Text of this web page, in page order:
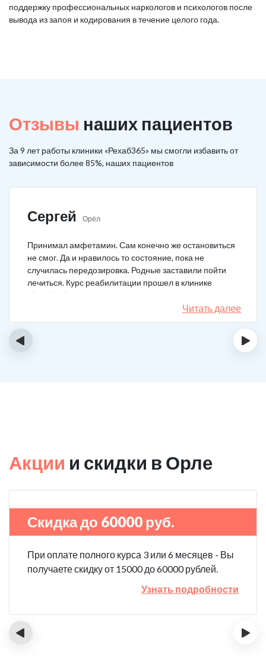
поддержку профессиональных наркологов и психологов после
вывода из запоя и кодирования в течение целого года.
Отзывы наших пациентов
За 9 лет работы клиники «Рехаб365» мы смогли избавить от
зависимости более 85%, наших пациентов
Сергей Орёл
Принимал амфетамин. Сам конечно же остановиться
не смог. Да и нравилось то состояние, пока не
случилась передозировка. Родные заставили пойти
лечиться. Курс реабилитации прошел в клинике
«Рехаб365». Много месяцев уже не принимаю.
Читать далее
‹ ›
Акции и скидки в Орле
Скидка до 60000 руб.
При оплате полного курса 3 или 6 месяцев - Вы
получаете скидку от 15000 до 60000 рублей.
Узнать подробности
‹ ›